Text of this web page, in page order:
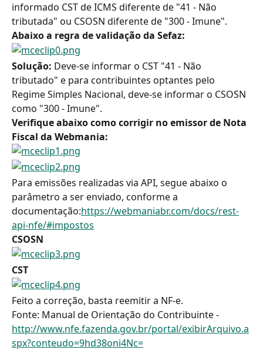
informado CST de ICMS diferente de "41 - Não
tributada" ou CSOSN diferente de "300 - Imune".
Abaixo a regra de validação da Sefaz:
Solução: Deve-se informar o CST "41 - Não
tributado" e para contribuintes optantes pelo
Regime Simples Nacional, deve-se informar o CSOSN
como "300 - Imune".
Verifique abaixo como corrigir no emissor de Nota
Fiscal da Webmania:
Para emissões realizadas via API, segue abaixo o
parâmetro a ser enviado, conforme a
documentação:https://webmaniabr.com/docs/rest-
api-nfe/#impostos
CSOSN
CST
Feito a correção, basta reemitir a NF-e.
Fonte: Manual de Orientação do Contribuinte -
http://www.nfe.fazenda.gov.br/portal/exibirArquivo.a
spx?conteudo=9hd38oni4Nc=